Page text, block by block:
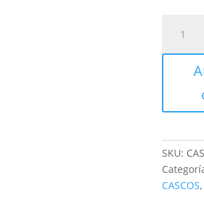
CERRADO
INFANTIL
SKU:
CASCOS,